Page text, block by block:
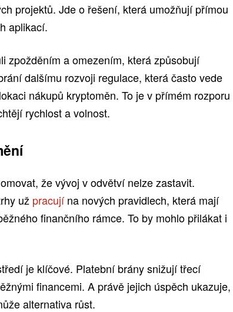
projektů. Jde o řešení, která umožňují přímou
aplikací.
zpožděním a omezením, která způsobují
dalšímu rozvoji regulace, která často vede
nákupů kryptoměn. To je v přímém rozporu
rychlost a volnost.
že vývoj v odvětví nelze zastavit.
už pracujína nových pravidlech, která mají
finančního rámce. To by mohlo přilákat i
je klíčové. Platební brány snižují třecí
financemi. A právě jejich úspěch ukazuje,
alternativa růst.